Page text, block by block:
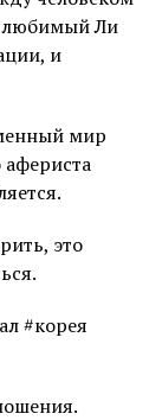
любимый Ли
и
мир
афериста
это
#корея